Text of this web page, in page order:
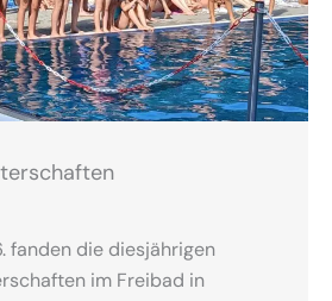
fanden die diesjährigen
im Freibad in